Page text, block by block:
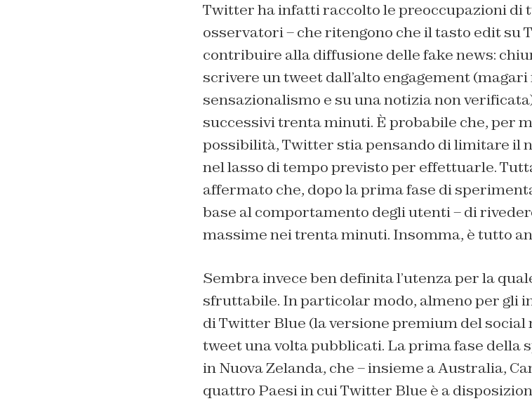
Twitter ha infatti raccolto le preoccupazioni di
osservatori – che ritengono che il tasto edit su
contribuire alla diffusione delle fake news:
scrivere un tweet dall’alto engagement
sensazionalismo e su una notizia non
successivi trenta minuti. È probabile che, per
possibilità, Twitter stia pensando di limitare il
nel lasso di tempo previsto per effettuarle.
affermato che, dopo la prima fase di
base al comportamento degli utenti – di
massime nei trenta minuti. Insomma, è tutto
Sembra invece ben definita l’utenza per la
sfruttabile. In particolar modo, almeno per gli
di Twitter Blue (la versione premium del
tweet una volta pubblicati. La prima fase della
in Nuova Zelanda, che – insieme a Australia,
quattro Paesi in cui Twitter Blue è a